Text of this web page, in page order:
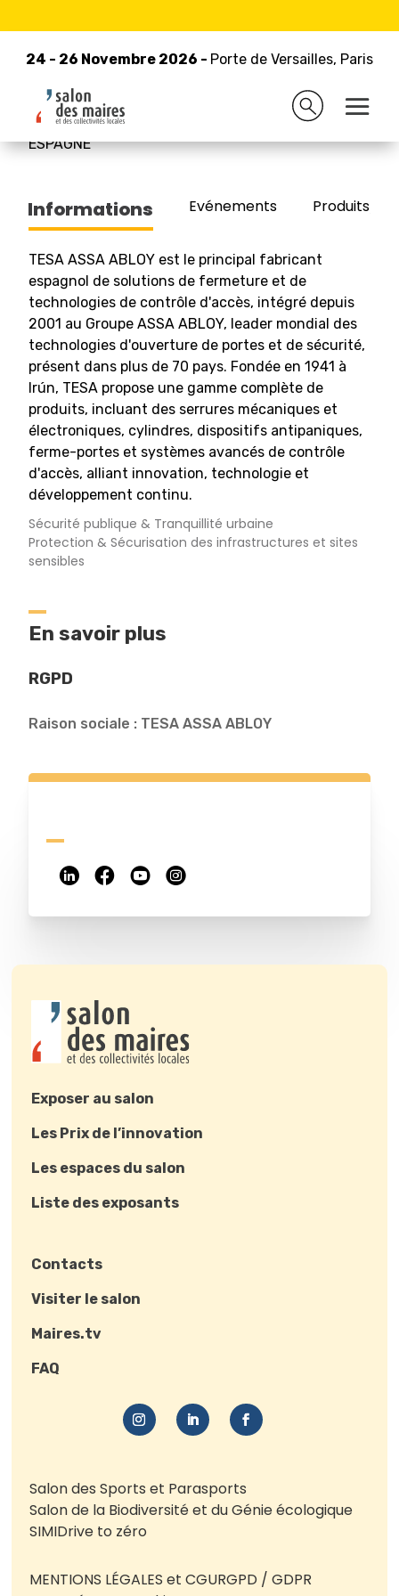
24 - 26 Novembre 2026 - Porte de Versailles, Paris
24 - 26 Novembre 2026 - Porte de Versailles, Paris
Retour à la liste des exposants
TESA ASSA ABLOY
ESPAGNE
Informations Evénements Produits/
TESA ASSA ABLOY est le principal fabricant
espagnol de solutions de fermeture et de
technologies de contrôle d'accès, intégré depuis
2001 au Groupe ASSA ABLOY, leader mondial des
technologies d'ouverture de portes et de sécurité,
présent dans plus de 70 pays. Fondée en 1941 à
Irún, TESA propose une gamme complète de
produits, incluant des serrures mécaniques et
électroniques, cylindres, dispositifs antipaniques,
ferme-portes et systèmes avancés de contrôle
d'accès, alliant innovation, technologie et
développement continu.
Sécurité publique & Tranquillité urbaine
Protection & Sécurisation des infrastructures et sites
sensibles
En savoir plus
RGPD
Raison sociale : TESA ASSA ABLOY
Exposer au salon
Les Prix de l’innovation
Les espaces du salon
Liste des exposants
Contacts
Visiter le salon
Maires.tv
FAQ
Salon des Sports et Parasports
Salon de la Biodiversité et du Génie écologique
SIMIDrive to zéro
MENTIONS LÉGALES et CGURGPD / GDPR